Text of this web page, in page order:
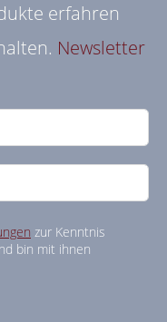
erfahren
Newsletter
zur Kenntnis
bin mit ihnen